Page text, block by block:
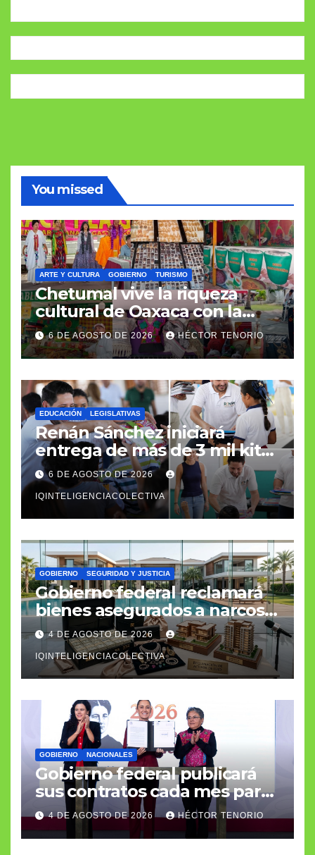
You missed
ARTE Y CULTURA GOBIERNO TURISMO
Chetumal vive la riqueza
cultural de Oaxaca con la
llegada de la Guelaguetza
6 DE AGOSTO DE 2026 HÉCTOR TENORIO
EDUCACIÓN LEGISLATIVAS
Renán Sánchez iniciará
entrega de más de 3 mil kits
escolares en Cozumel
6 DE AGOSTO DE 2026
IQINTELIGENCIACOLECTIVA
GOBIERNO SEGURIDAD Y JUSTICIA
Gobierno federal reclamará
bienes asegurados a narcos y
delincuentes de cuello
blanco
4 DE AGOSTO DE 2026
IQINTELIGENCIACOLECTIVA
GOBIERNO NACIONALES
Gobierno federal publicará
sus contratos cada mes para
transparentar el gasto
público
4 DE AGOSTO DE 2026 HÉCTOR TENORIO